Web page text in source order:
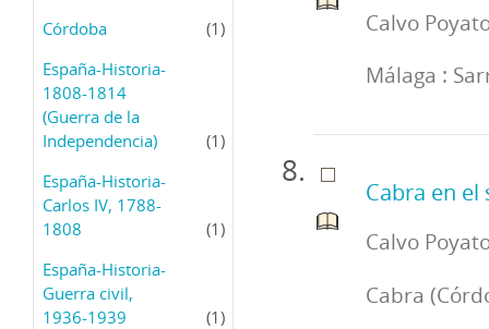
Córdoba
(1)
España-Historia-
1808-1814
(Guerra de la
Independencia)
(1)
España-Historia-
Carlos IV, 1788-
1808
(1)
España-Historia-
Guerra civil,
1936-1939
(1)
Calvo
Málaga :
Cabra en el
Calvo
Cabra